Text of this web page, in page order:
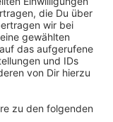
aber ganz
Sommer-
dass sich die
um ihren Müll
und die